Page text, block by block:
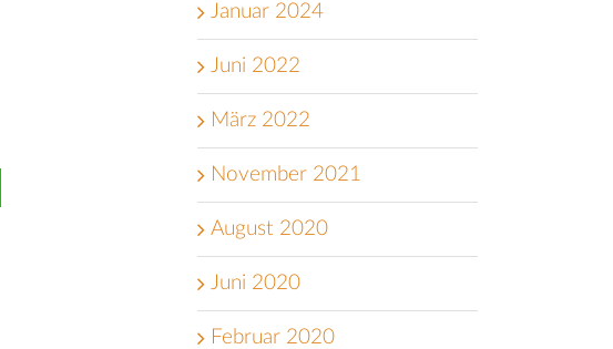
Januar 2024
Juni 2022
März 2022
November 2021
August 2020
Juni 2020
Februar 2020